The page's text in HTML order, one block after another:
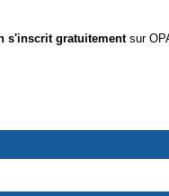
s'inscrit gratuitementsur